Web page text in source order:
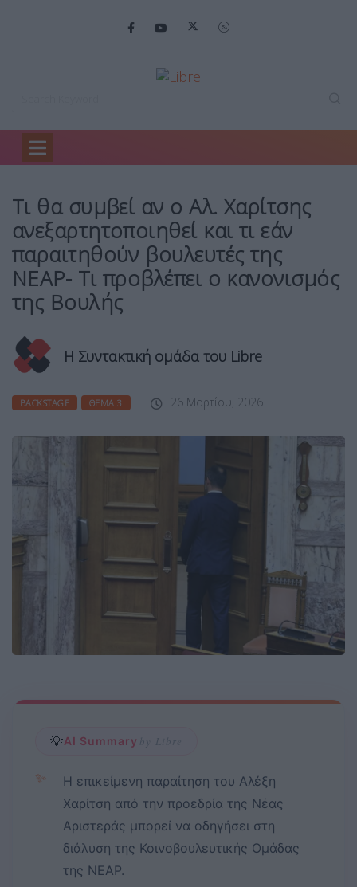
Home
Τι θα συμβεί αν ο Αλ. Χαρίτσης
ανεξαρτητοποιηθεί και τι εάν
παραιτηθούν βουλευτές της
ΝΕΑΡ- Τι προβλέπει ο κανονισμός
της Βουλής
Η Συντακτική ομάδα του Libre
BACKSTAGE ΘΈΜΑ 3 26 Μαρτίου, 2026
💡AI Summary by Libre
✨
Η επικείμενη παραίτηση του Αλέξη
Χαρίτση από την προεδρία της Νέας
Αριστεράς μπορεί να οδηγήσει στη
διάλυση της Κοινοβουλευτικής Ομάδας
της ΝΕΑΡ.